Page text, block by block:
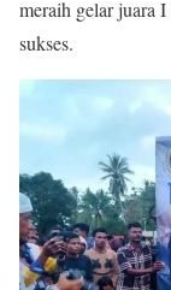
meraih gelar juara
sukses.